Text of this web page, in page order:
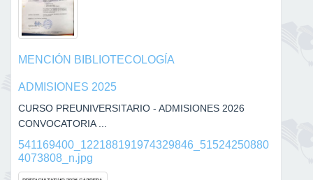
MENCIÓN BIBLIOTECOLOGÍA
ADMISIONES 2025
CURSO PREUNIVERSITARIO - ADMISIONES 2026
CONVOCATORIA ...
541169400_122188191974329846_51524250880
4073808_n.jpg